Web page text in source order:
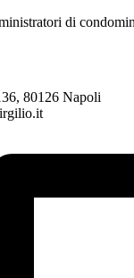
80126 Napoli